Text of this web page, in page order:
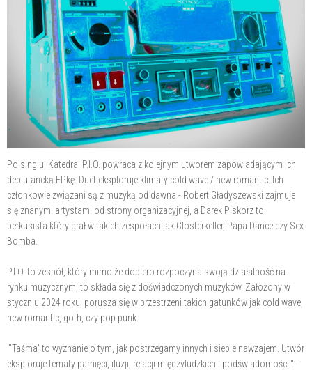
Po singlu 'Katedra' P.I.O. powraca z kolejnym utworem zapowiadającym ich
debiutancką EPkę. Duet eksploruje klimaty cold wave / new romantic. Ich
członkowie związani są z muzyką od dawna - Robert Gładyszewski zajmuje
się znanymi artystami od strony organizacyjnej, a Darek Piskorz to
perkusista który grał w takich zespołach jak Closterkeller, Papa Dance czy Sex
Bomba.
P.I.O. to zespół, który mimo że dopiero rozpoczyna swoją działalność na
rynku muzycznym, to składa się z doświadczonych muzyków. Założony w
styczniu 2024 roku, porusza się w przestrzeni takich gatunków jak cold wave,
new romantic, goth, czy pop punk.
"'Taśma' to wyznanie o tym, jak postrzegamy innych i siebie nawzajem. Utwór
eksploruje tematy pamięci, iluzji, relacji międzyludzkich i podświadomości." -